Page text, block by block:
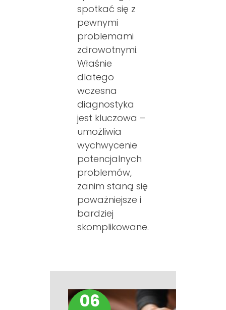
spotkać się z
pewnymi
problemami
zdrowotnymi.
Właśnie
dlatego
wczesna
diagnostyka
jest kluczowa –
umożliwia
wychwycenie
potencjalnych
problemów,
zanim staną się
poważniejsze i
bardziej
skomplikowane.
06